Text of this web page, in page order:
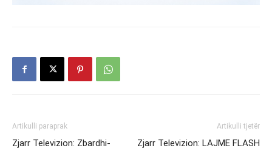
Artikulli paraprak
Zjarr Televizion: Zbardhi-
Artikulli tjetër
Zjarr Televizion: LAJME FLASH